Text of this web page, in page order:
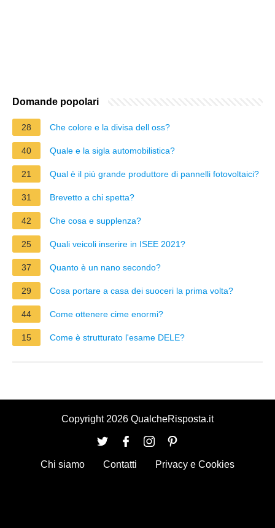
Domande popolari
28 Che colore e la divisa dell oss?
40 Quale e la sigla automobilistica?
21 Qual è il più grande produttore di pannelli fotovoltaici?
31 Brevetto a chi spetta?
42 Che cosa e supplenza?
25 Quali veicoli inserire in ISEE 2021?
37 Quanto è un nano secondo?
29 Cosa portare a casa dei suoceri la prima volta?
44 Come ottenere cime enormi?
15 Come è strutturato l'esame DELE?
Copyright 2026 QualcheRisposta.it
Chi siamo Contatti Privacy e Cookies